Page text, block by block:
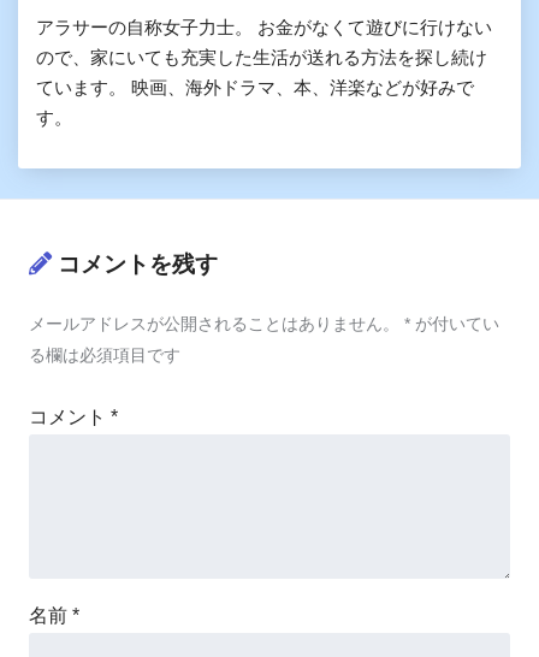
アラサーの自称女子力士。 お金がなくて遊びに行けない
ので、家にいても充実した生活が送れる方法を探し続け
ています。 映画、海外ドラマ、本、洋楽などが好みで
す。
コメントを残す
メールアドレスが公開されることはありません。 * が付いてい
る欄は必須項目です
コメント *
名前 *